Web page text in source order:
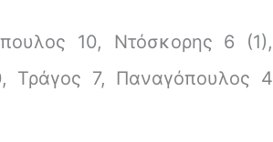
10, Ντόσκορης 6 (1),
Τράγος 7, Παναγόπουλος 4